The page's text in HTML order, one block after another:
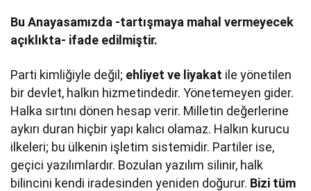
Bu Anayasamızda -tartışmaya mahal vermeyecek
açıklıkta- ifade edilmiştir.
Parti kimliğiyle değil; ehliyet ve liyakat ile yönetilen
bir devlet, halkın hizmetindedir. Yönetemeyen gider.
Halka sırtını dönen hesap verir. Milletin değerlerine
aykırı duran hiçbir yapı kalıcı olamaz. Halkın kurucu
ilkeleri; bu ülkenin işletim sistemidir. Partiler ise,
geçici yazılımlardır. Bozulan yazılım silinir, halk
bilincini kendi iradesinden yeniden doğurur. Bizi tüm